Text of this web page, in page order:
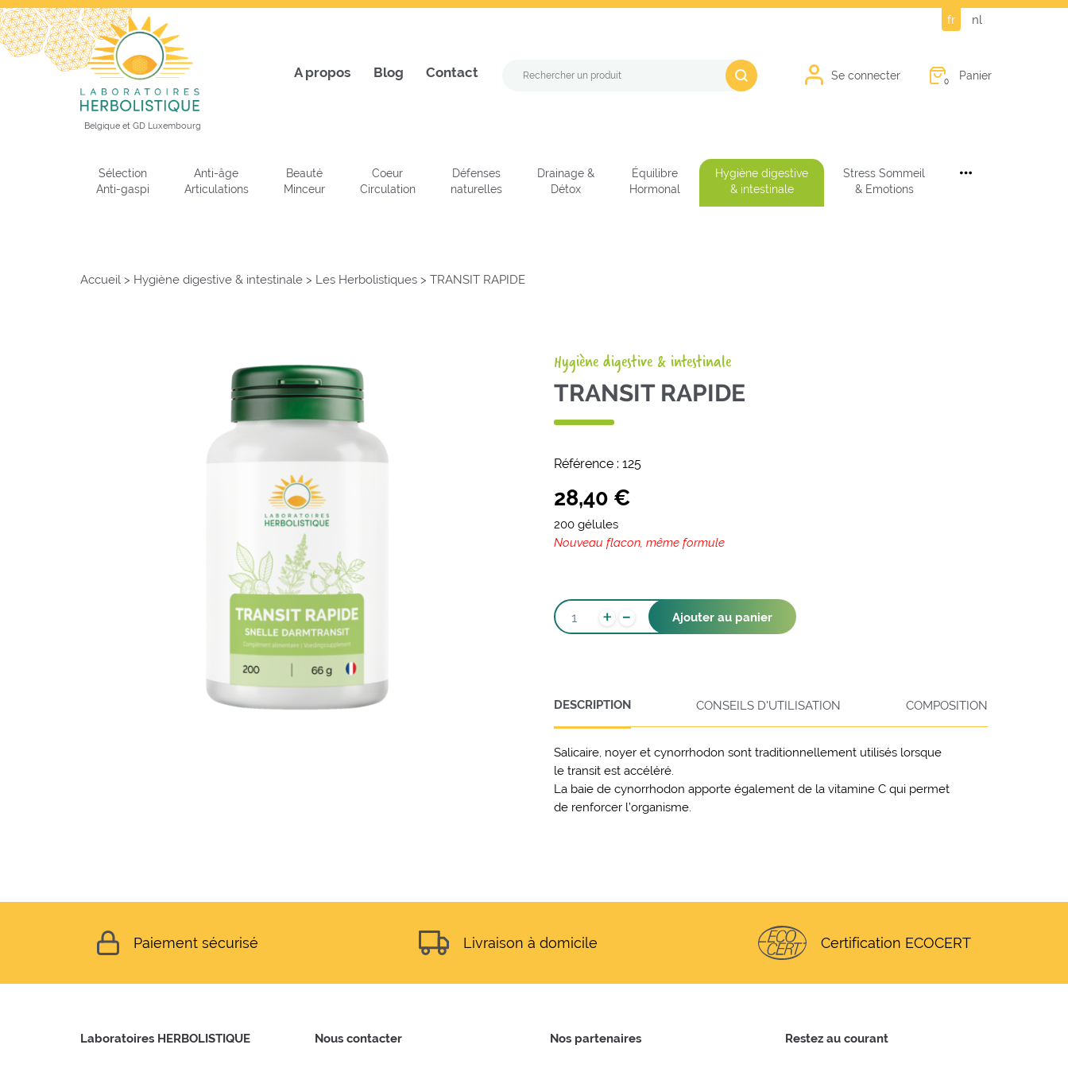
fr nl
Belgique et GD Luxembourg
A propos Blog Contact Se connecter Panier
0
Sélection
Anti-gaspi
Anti-âge
Articulations
Beauté
Minceur
Coeur
Circulation
Défenses
naturelles
Drainage &
Détox
Équilibre
Hormonal
Hygiène digestive
& intestinale
Stress Sommeil
& Emotions
Accueil > Hygiène digestive & intestinale> Les Herbolistiques> TRANSIT RAPIDE
Hygiène digestive & intestinale
TRANSIT RAPIDE
28,40 €
200 gélules
Nouveau flacon, même formule
QUANTITÉ
DE
+ - Ajouter au panier
Référence : 125
DESCRIPTION CONSEILS D'UTILISATION COMPOSITION
Salicaire, noyer et cynorrhodon sont traditionnellement utilisés lorsque
le transit est accéléré.
La baie de cynorrhodon apporte également de la vitamine C qui permet
de renforcer l’organisme.
Paiement sécurisé Livraison à domicile Certification ECOCERT
Laboratoires HERBOLISTIQUE Nous contacter Nos partenaires Restez au courant